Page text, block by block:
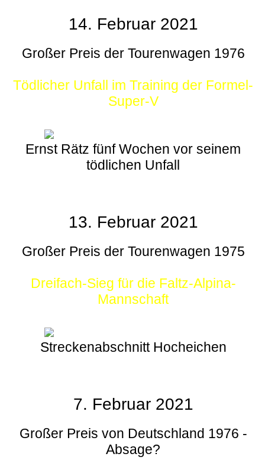
14. Februar 2021
Großer Preis der Tourenwagen 1976
Tödlicher Unfall im Training der Formel-
Super-V
Ernst Rätz fünf Wochen vor seinem
tödlichen Unfall
13. Februar 2021
Großer Preis der Tourenwagen 1975
Dreifach-Sieg für die Faltz-Alpina-
Mannschaft
Streckenabschnitt Hocheichen
7. Februar 2021
Großer Preis von Deutschland 1976 -
Absage?